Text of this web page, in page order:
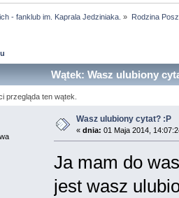
- fanklub im. Kaprala Jedziniaka. » Rodzina
Wątek: Wasz ulubiony
przegląda ten wątek.
Wasz ulubiony cytat? :P
« dnia: 01 Maja 2014,
Ja mam do
jest wasz